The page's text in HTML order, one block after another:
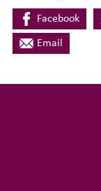
Facebook
Email